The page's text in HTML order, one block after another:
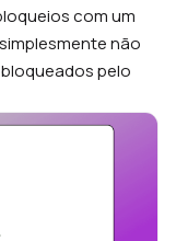
com um
não
pelo